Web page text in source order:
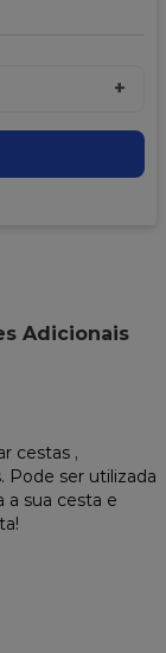
+
Adicionais
cestas ,
Pode ser utilizada
a sua cesta e